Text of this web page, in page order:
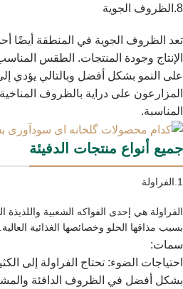
8.الظروف الجوية
تعد الظروف الجوية في المنطقة أيضًا
الإنتاج وجودة المنتجات. الطقس
على النمو بشكل أفضل وبالتالي يؤدي
المزارعون على دراية بالظروف
المناسبة.
جميع أنواع منتجات الدفيئة
1.الفراولة
الفراولة هي إحدى الفواكه الشعبية واللذيذة
بسبب مذاقها الحلو وخصائصها الغذائية العالية.
سمات:
احتياجات الضوء: تحتاج الفراولة إلى
بشكل أفضل في الظروف الدافئة